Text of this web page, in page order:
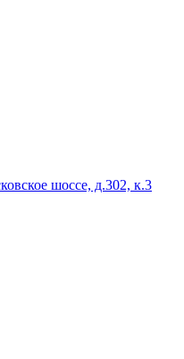
шоссе, д.302, к.3